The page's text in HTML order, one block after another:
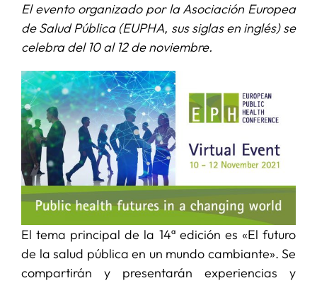
PROYECTOS/COLABORACIONES
SERVICIOS
APOYO I+D+I
NOTICIAS
El evento organizado por la Asociación Europea
de Salud Pública (EUPHA, sus siglas en inglés) se
celebra del 10 al 12 de noviembre.
El tema principal de la 14ª edición es «El futuro
de la salud pública en un mundo cambiante». Se
compartirán y presentarán experiencias y